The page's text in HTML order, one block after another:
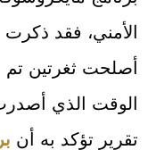
الأمني، فقد
أصلحت ثغرتين تم
الوقت الذي
تقرير تؤكد به أن